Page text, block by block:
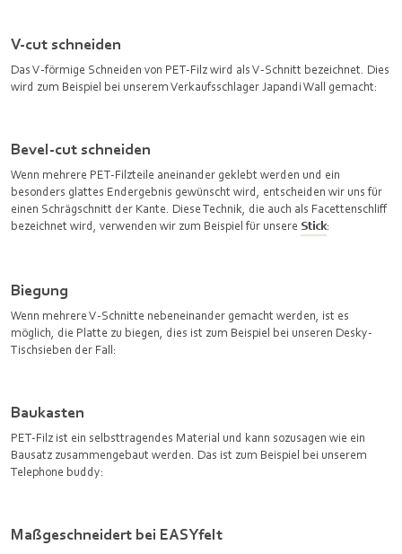
V-cut schneiden
Das V-förmige Schneiden von PET-Filz wird als V-Schnitt bezeichnet. Dies
wird zum Beispiel bei unserem Verkaufsschlager Japandi Wall gemacht:
Bevel-cut schneiden
Wenn mehrere PET-Filzteile aneinander geklebt werden und ein
besonders glattes Endergebnis gewünscht wird, entscheiden wir uns für
einen Schrägschnitt der Kante. Diese Technik, die auch als Facettenschliff
bezeichnet wird, verwenden wir zum Beispiel für unsere Stick:
Biegung
Wenn mehrere V-Schnitte nebeneinander gemacht werden, ist es
möglich, die Platte zu biegen, dies ist zum Beispiel bei unseren Desky-
Tischsieben der Fall:
Baukasten
PET-Filz ist ein selbsttragendes Material und kann sozusagen wie ein
Bausatz zusammengebaut werden. Das ist zum Beispiel bei unserem
Telephone buddy:
Maßgeschneidert bei EASYfelt